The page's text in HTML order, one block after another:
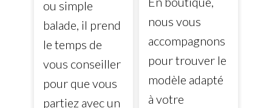
ou simple
balade, il prend
le temps de
vous conseiller
pour que vous
partiez avec un
nous vous
accompagnons
pour trouver le
modèle adapté
à votre